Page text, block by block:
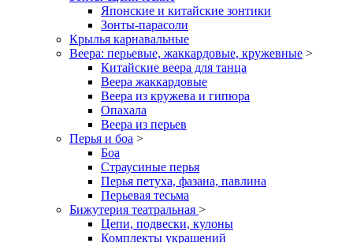
Японские и китайские зонтики
Зонты-парасоли
Крылья карнавальные
Веера: перьевые, жаккардовые, кружевные >
Китайские веера для танца
Веера жаккардовые
Веера из кружева и гипюра
Опахала
Веера из перьев
Перья и боа >
Боа
Страусиные перья
Перья петуха, фазана, павлина
Перьевая тесьма
Бижутерия театральная >
Цепи, подвески, кулоны
Комплекты украшений